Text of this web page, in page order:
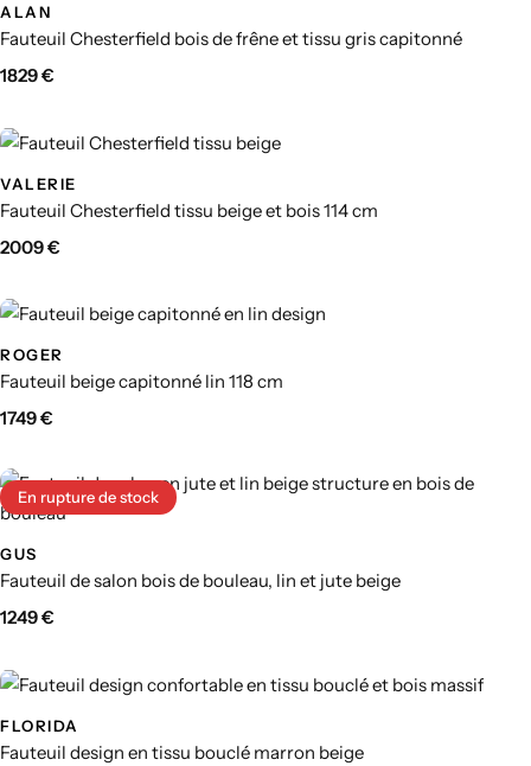
ALAN
Fauteuil Chesterfield bois de frêne et tissu gris capitonné
1829€
VALERIE
Fauteuil Chesterfield tissu beige et bois 114 cm
2009€
ROGER
Fauteuil beige capitonné lin 118 cm
1749€
En rupture de stock
GUS
Fauteuil de salon bois de bouleau, lin et jute beige
1249€
FLORIDA
Fauteuil design en tissu bouclé marron beige